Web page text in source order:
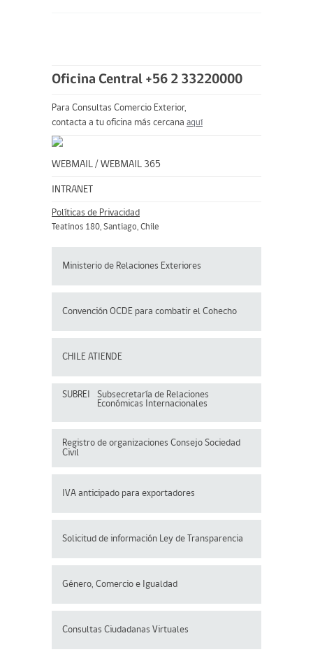
Oficina Central +56 2 33220000
Para Consultas Comercio Exterior,
contacta a tu oficina más cercana aquí
WEBMAIL / WEBMAIL 365
INTRANET
Políticas de Privacidad
Teatinos 180, Santiago, Chile
Ministerio de Relaciones Exteriores
Convención OCDE para combatir el Cohecho
CHILE ATIENDE
SUBREI
Subsecretaría de Relaciones
Económicas Internacionales
Registro de organizaciones Consejo Sociedad
Civil
IVA anticipado para exportadores
Solicitud de información Ley de Transparencia
Género, Comercio e Igualdad
Consultas Ciudadanas Virtuales